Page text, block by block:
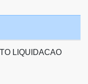
LIQUIDACAO